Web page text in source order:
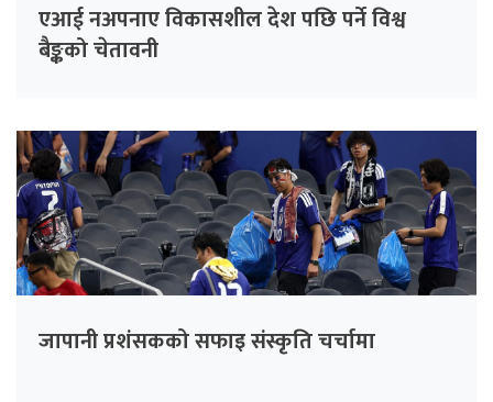
एआई नअपनाए विकासशील देश पछि पर्ने विश्व
बैङ्कको चेतावनी
जापानी प्रशंसकको सफाइ संस्कृति चर्चामा